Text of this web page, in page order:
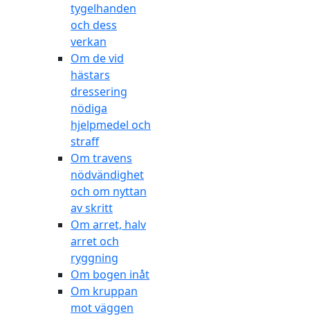
tygelhanden
och dess
verkan
Om de vid
hästars
dressering
nödiga
hjelpmedel och
straff
Om travens
nödvändighet
och om nyttan
av skritt
Om arret, halv
arret och
ryggning
Om bogen inåt
Om kruppan
mot väggen